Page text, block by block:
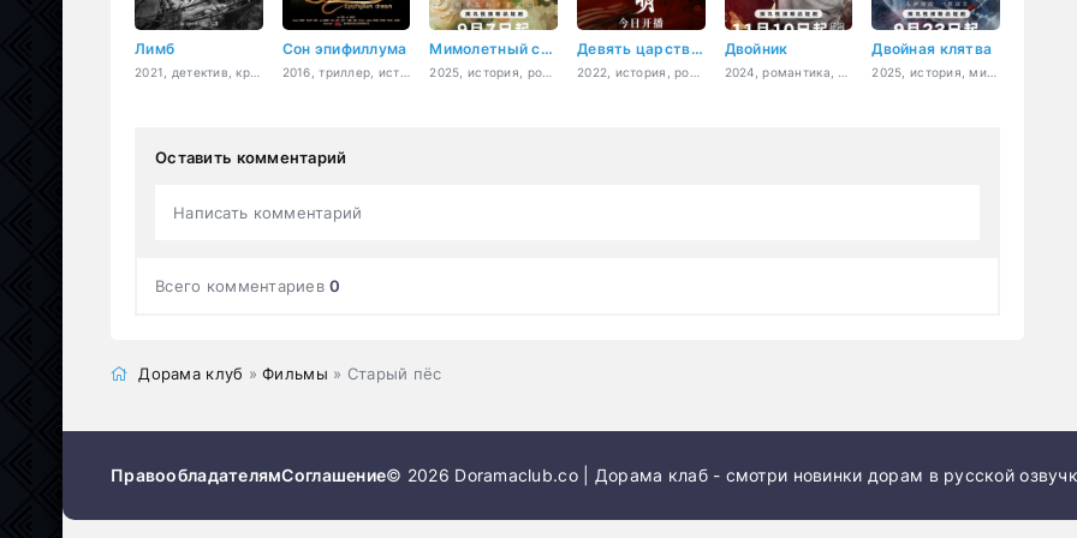
Лимб Сон эпифиллума Мимолетный сон Девять царств: Принцесса степей Двойник Двойная клятва
Оставить комментарий
Написать комментарий
Всего комментариев0
Дорама клуб »Фильмы » Старый пёс
ПравообладателямСоглашение© 2026 Doramaclub.co | Дорама клаб - смотри новинки дорам в русской